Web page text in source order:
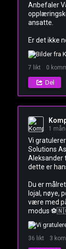
Anbefaler
ansatte.
Er det ikke
7 likt 0
Del
1
Vi
Solutions
Aleksander
dette er
Du er
lojal, nøye,
være med
modus
36 likt 3